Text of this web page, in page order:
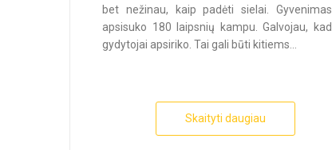
bet nežinau, kaip padėti sielai. Gyvenimas
apsisuko 180 laipsnių kampu. Galvojau, kad
gydytojai apsiriko. Tai gali būti kitiems...
Skaityti daugiau